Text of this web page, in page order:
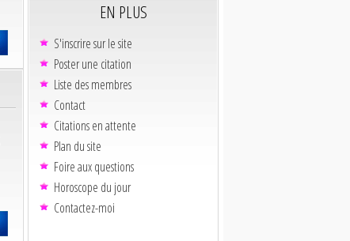
EN PLUS
S'inscrire sur le site
Poster une citation
Liste des membres
Contact
Citations en attente
Plan du site
Foire aux questions
Horoscope du jour
Contactez-moi